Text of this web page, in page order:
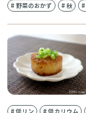
#野菜のおかず #秋 #
#低リン #低カリウム